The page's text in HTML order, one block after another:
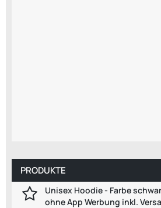
PRODUKTE
Unisex Hoodie - Farbe
ohne App Werbung inkl.